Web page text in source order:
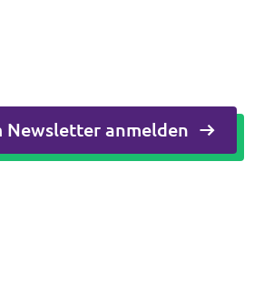
Newsletter anmelden